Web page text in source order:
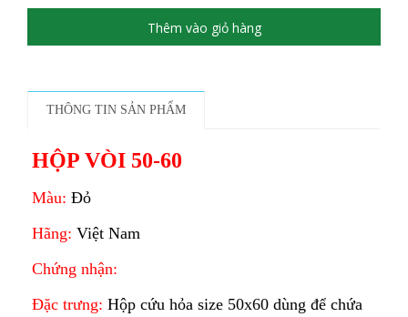
Thêm vào giỏ hàng
THÔNG TIN SẢN PHẨM
HỘP VÒI 50-60
Màu: Đỏ
Hãng: Việt Nam
Chứng nhận:
Đặc trưng: Hộp cứu hỏa size 50x60 dùng để chứa